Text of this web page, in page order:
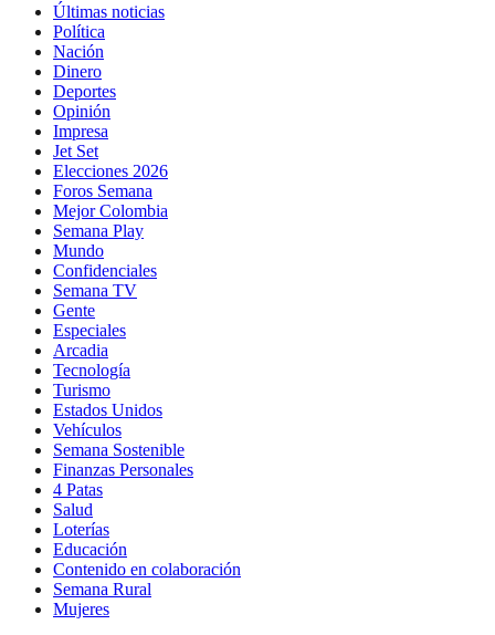
Últimas noticias
Política
Nación
Dinero
Deportes
Opinión
Impresa
Jet Set
Elecciones 2026
Foros Semana
Mejor Colombia
Semana Play
Mundo
Confidenciales
Semana TV
Gente
Especiales
Arcadia
Tecnología
Turismo
Estados Unidos
Vehículos
Semana Sostenible
Finanzas Personales
4 Patas
Salud
Loterías
Educación
Contenido en colaboración
Semana Rural
Mujeres